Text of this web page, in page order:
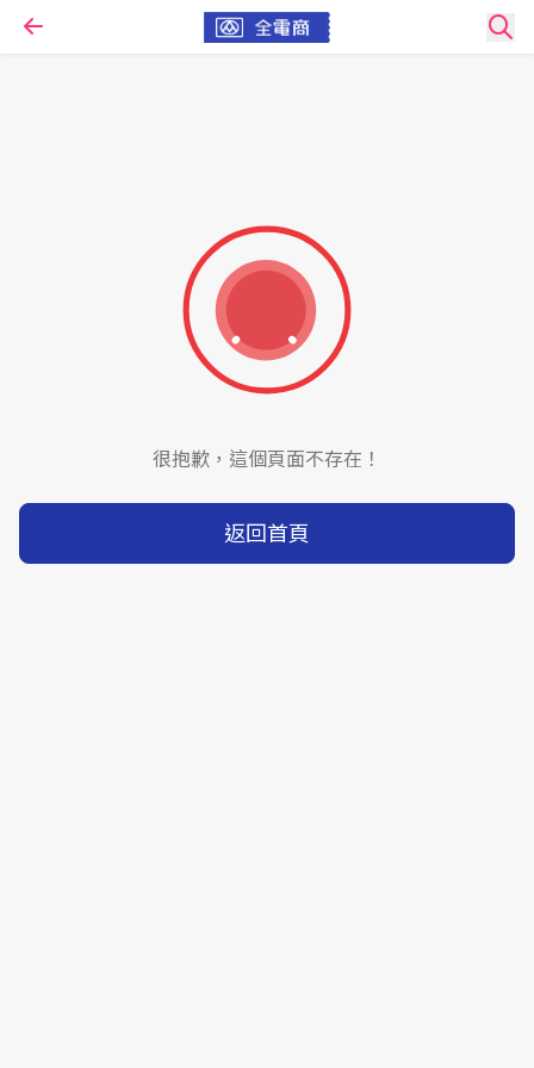
很抱歉，這個頁面不存在！
返回首頁